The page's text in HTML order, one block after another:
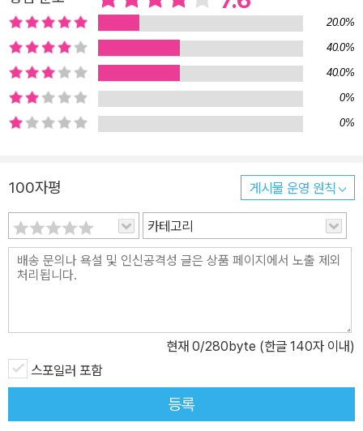
20.0%
40.0%
40.0%
0%
0%
100자평 게시물 운영 원칙
카테고리
현재 0/280byte (한글 140자 이내)
스포일러 포함
등록